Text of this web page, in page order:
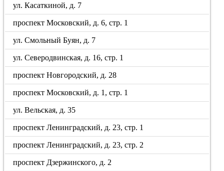
ул. Касаткиной, д. 7
проспект Московский, д. 6, стр. 1
ул. Смольный Буян, д. 7
ул. Северодвинская, д. 16, стр. 1
проспект Новгородский, д. 28
проспект Московский, д. 1, стр. 1
ул. Вельская, д. 35
проспект Ленинградский, д. 23, стр. 1
проспект Ленинградский, д. 23, стр. 2
проспект Дзержинского, д. 2